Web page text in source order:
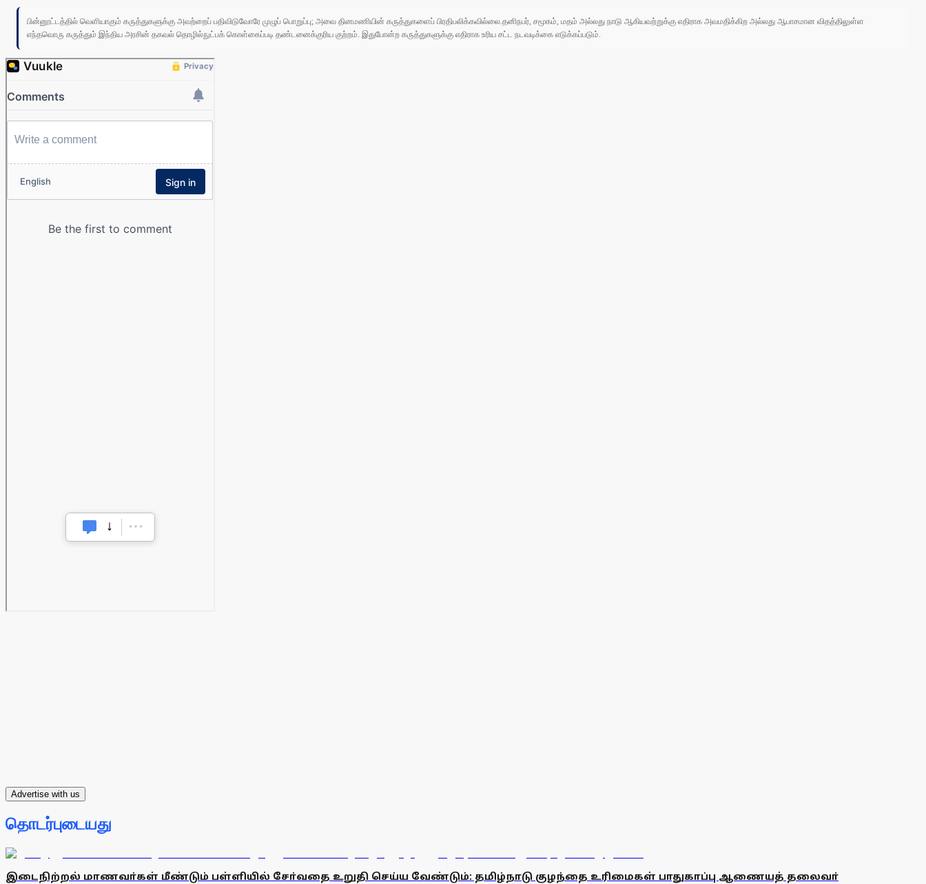
பின்னூட்டத்தில் வெளியாகும் கருத்துகளுக்கு அவற்றைப் பதிவிடுவோரே முழுப் பொறுப்பு; அவை தினமணியின் கருத்துகளைப் பிரதிபலிக்கவில்லை.தனிநபர், சமூகம், மதம் அல்லது நாடு ஆகியவற்றுக்கு எதிராக அவமதிக்கிற அல்லது ஆபாசமான விதத்திலுள்ள
எந்தவொரு கருத்தும் இந்திய அரசின் தகவல் தொழில்நுட்பக் கொள்கைப்படி தண்டனைக்குரிய குற்றம். இதுபோன்ற கருத்துகளுக்கு எதிராக உரிய சட்ட நடவடிக்கை எடுக்கப்படும்.
Advertise with us
தொடர்புடையது
இடைநிற்றல் மாணவா்கள் மீண்டும் பள்ளியில் சோ்வதை உறுதி செய்ய வேண்டும்: தமிழ்நாடு குழந்தை உரிமைகள் பாதுகாப்பு ஆணையத் தலைவா்